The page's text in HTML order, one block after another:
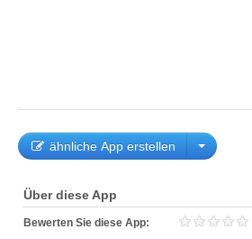
ähnliche App erstellen
Über diese App
Bewerten Sie diese App: